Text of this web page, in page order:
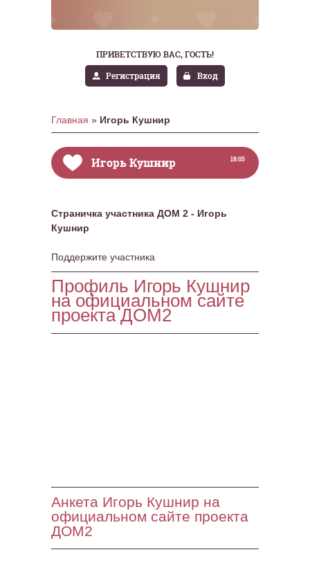
ПРИВЕТСТВУЮ ВАС, ГОСТЬ!
Регистрация
Вход
Главная » Игорь Кушнир
18:05
Игорь Кушнир
Страничка участника ДОМ 2 - Игорь
Кушнир
Поддержите участника
Профиль Игорь Кушнир
на официальном сайте
проекта ДОМ2
Анкета Игорь Кушнир на
официальном сайте проекта
ДОМ2